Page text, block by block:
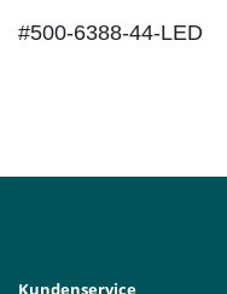
#500-6388-44-LED